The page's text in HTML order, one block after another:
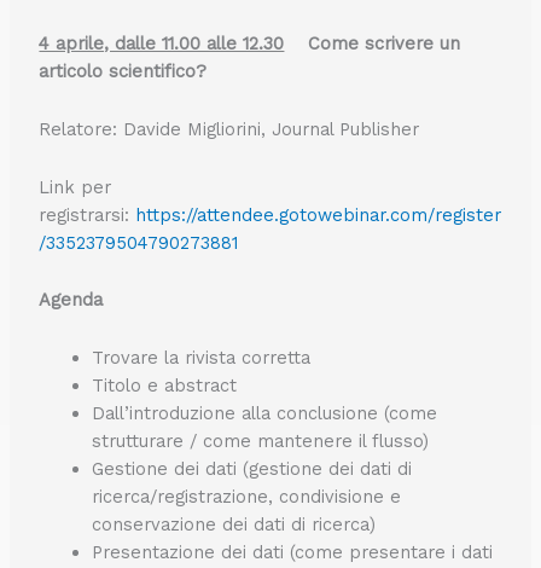
4 aprile, dalle 11.00 alle 12.30 Come scrivere un
articolo scientifico?
Relatore: Davide Migliorini, Journal Publisher
Link per
registrarsi: https://attendee.gotowebinar.com/register
/3352379504790273881
Agenda
Trovare la rivista corretta
Titolo e abstract
Dall’introduzione alla conclusione (come
strutturare / come mantenere il flusso)
Gestione dei dati (gestione dei dati di
ricerca/registrazione, condivisione e
conservazione dei dati di ricerca)
Presentazione dei dati (come presentare i dati